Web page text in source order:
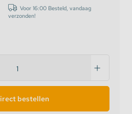
Voor 16:00 Besteld, vandaag
verzonden!
bestellen